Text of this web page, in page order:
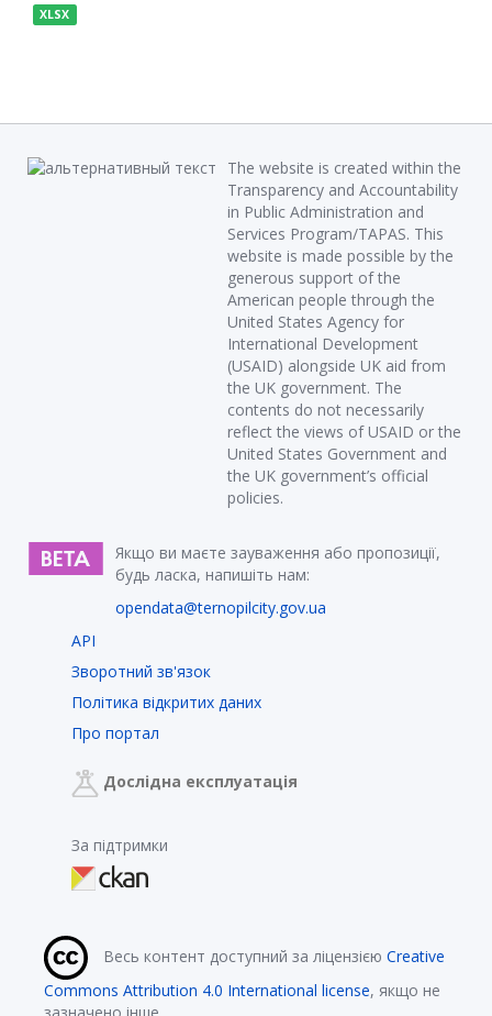
XLSX
The website is created within the
Transparency and Accountability
in Public Administration and
Services Program/TAPAS. This
website is made possible by the
generous support of the
American people through the
United States Agency for
International Development
(USAID) alongside UK aid from
the UK government. The
contents do not necessarily
reflect the views of USAID or the
United States Government and
the UK government’s official
policies.
Якщо ви маєте зауваження або пропозиції,
будь ласка, напишіть нам:
opendata@ternopilcity.gov.ua
API
Зворотний зв'язок
Політика відкритих даних
Про портал
Дослідна експлуатація
За підтримки
Весь контент доступний за ліцензією Creative
Commons Attribution 4.0 International license, якщо не